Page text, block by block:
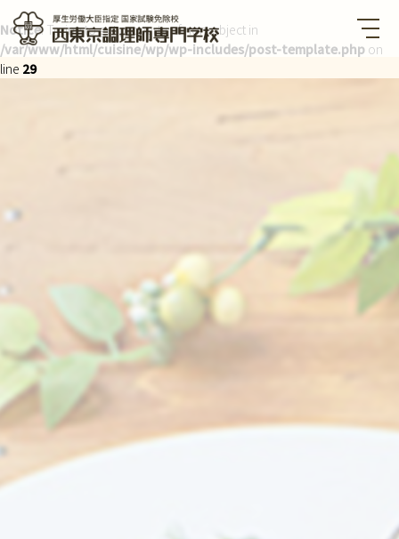
Notice: Trying to get property of non-object in
/var/www/html/cuisine/wp/wp-includes/post-template.php on
line 29
西東京調理師専門学校 厚生労